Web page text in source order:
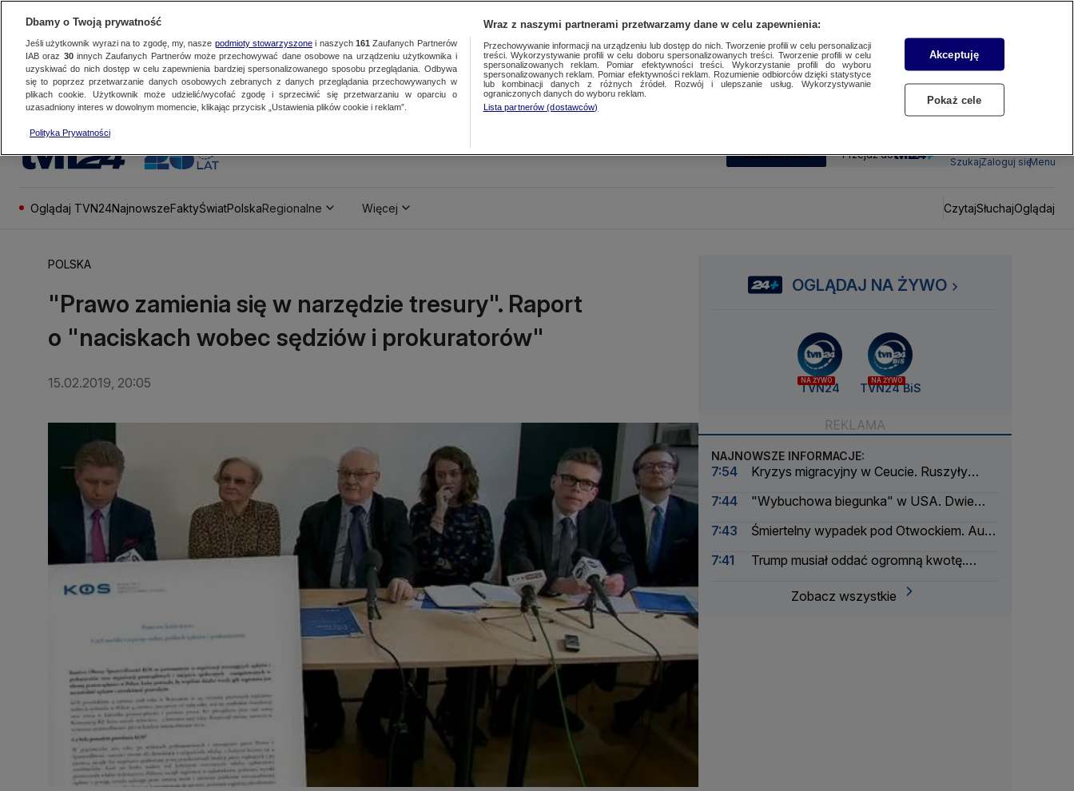
SUBSKRYBUJ Przejdź do
SzukajZaloguj sięMenu
Oglądaj TVN24NajnowszeFaktyŚwiatPolskaRegionalne Więcej CzytajSłuchajOglądaj
POLSKA
"Prawo zamienia się w narzędzie tresury". Raport
o "naciskach wobec sędziów i prokuratorów"
15.02.2019, 20:05
OGLĄDAJ NA ŻYWO
NA ŻYWO
TVN24
NA ŻYWO
TVN24 BiS
NAJNOWSZE INFORMACJE:
7:54
Kryzys migracyjny w Ceucie. Ruszyły
7:44
"Wybuchowa biegunka" w USA. Dwie
7:43
Śmiertelny wypadek pod Otwockiem. Auto
7:41
Trump musiał oddać ogromną kwotę.
Zobacz wszystkie
Dbamy o Twoją prywatność
Jeśli użytkownik wyrazi na to zgodę, my, nasze podmioty stowarzyszonei naszych 161 Zaufanych Partnerów
IAB oraz 30innych Zaufanych Partnerów może przechowywać dane osobowe na urządzeniu użytkownika i
uzyskiwać do nich dostęp w celu zapewnienia bardziej spersonalizowanego sposobu przeglądania. Odbywa
się to poprzez przetwarzanie danych osobowych zebranych z danych przeglądania przechowywanych w
plikach cookie. Użytkownik może udzielić/wycofać zgodę i sprzeciwić się przetwarzaniu w oparciu o
uzasadniony interes w dowolnym momencie, klikając przycisk „Ustawienia plików cookie i reklam”.
Polityka Prywatności
Wraz z naszymi partnerami przetwarzamy dane w celu zapewnienia:
Przechowywanie informacji na urządzeniu lub dostęp do nich. Tworzenie profili w celu personalizacji
treści. Wykorzystywanie profili w celu doboru spersonalizowanych treści. Tworzenie profili w celu
spersonalizowanych reklam. Pomiar efektywności treści. Wykorzystanie profili do wyboru
spersonalizowanych reklam. Pomiar efektywności reklam. Rozumienie odbiorców dzięki statystyce
lub kombinacji danych z różnych źródeł. Rozwój i ulepszanie usług. Wykorzystywanie
ograniczonych danych do wyboru reklam.
Lista partnerów (dostawców)
Akceptuję
Pokaż cele